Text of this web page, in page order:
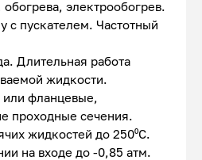
электрообогрев.
с пускателем. Частотный
Длительная работа
жидкости.
или фланцевые,
проходные сечения.
жидкостей до 250⁰С.
на входе до -0,85 атм.